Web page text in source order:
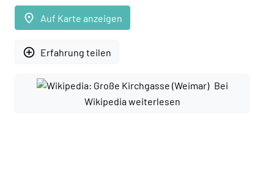
place Auf Karte anzeigen
add_circle_outline Erfahrung teilen
Bei
Wikipedia weiterlesen